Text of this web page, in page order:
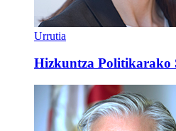
Urrutia
Hizkuntza Politikarako